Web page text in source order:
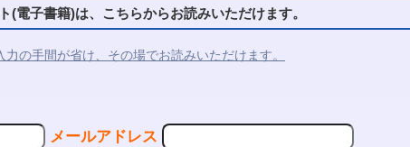
(電子書籍)は、こちらからお読みいただけます。
の手間が省け、その場でお読みいただけます。
メールアドレス